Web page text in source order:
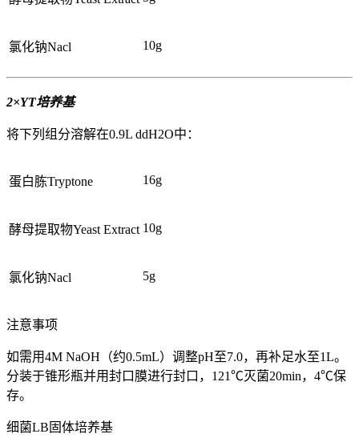
氯化钠Nacl 10g
2×YT培养基
将下列组分溶解在0.9L ddH2O中：
蛋白胨Tryptone 16g
酵母提取物Yeast Extract 10g
氯化钠Nacl 5g
注意事项
如需用4M NaOH（约0.5mL）调整pH至7.0，再补足水至1L。
分装于锥形瓶并用封口膜进行封口，121℃灭菌20min，4℃保
存。
细菌LB固体培养基